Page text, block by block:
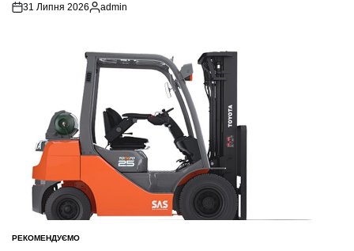
31 Липня 2026
Опубліковано
admin
ОПУБЛІКУВАТИ
РЕКОМЕНДУЄМО